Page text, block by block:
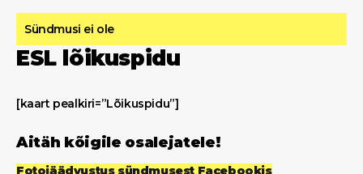
Sündmusi ei ole
ESL lõikuspidu
[kaart pealkiri=”Lõikuspidu”]
Aitäh kõigile osalejatele!
Fotojäädvustus sündmusest Facebookis